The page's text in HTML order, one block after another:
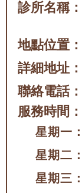
診所名稱：
地點位置：
詳細地址：
聯絡電話：
服務時間：
星期一：
星期二：
星期三：